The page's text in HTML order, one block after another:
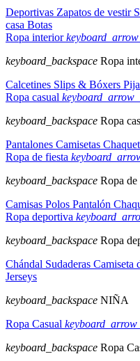
Deportivas Zapatos de vestir
casa Botas
Ropa interior
keyboard_backspace Ropa
Calcetines Slips & Bóxers
Ropa casual
keyboard_backspace Ropa
Pantalones Camisetas
Ropa de fiesta
keyboard_backspace Ropa de
Camisas Polos Pantalón
Ropa deportiva
keyboard_backspace Ropa
Chándal Sudaderas Camiseta
Jerseys
keyboard_backspace NIÑA
Ropa Casual
keyboard_backspace Ropa